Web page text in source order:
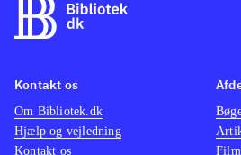
give et svar på spørgsmålet
Luther kan gøres ansvarlig for
der findes en lige linje fra
Hitler.
En fin bog, der dykker ned i
Kontakt os
Om Bibliotek.dk
Hjælp og vejledning
Kontakt os
Film